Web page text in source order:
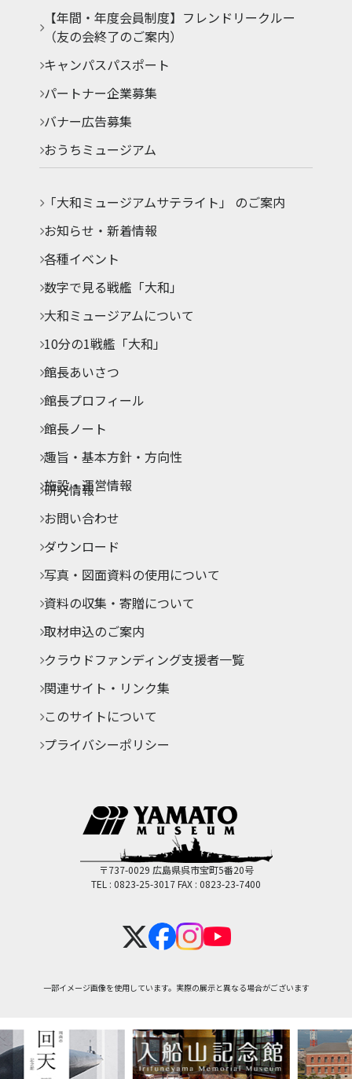
【年間・年度会員制度】フレンドリークルー
（友の会終了のご案内）
キャンパスパスポート
パートナー企業募集
バナー広告募集
おうちミュージアム
「大和ミュージアムサテライト」 のご案内
お知らせ・新着情報
各種イベント
数字で見る戦艦「大和」
大和ミュージアムについて
10分の1戦艦「大和」
館長あいさつ
館長プロフィール
館長ノート
趣旨・基本方針・方向性
施設・運営情報
研究情報
お問い合わせ
ダウンロード
写真・図面資料の使用について
資料の収集・寄贈について
取材申込のご案内
クラウドファンディング支援者一覧
関連サイト・リンク集
このサイトについて
プライバシーポリシー
〒737-0029 広島県呉市宝町5番20号
TEL : 0823-25-3017FAX : 0823-23-7400
一部イメージ画像を使用しています。実際の展示と異なる場合がございます